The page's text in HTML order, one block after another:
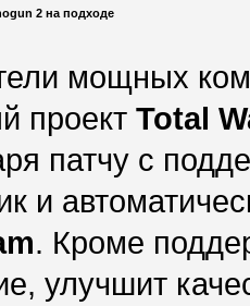
2 на подходе
мощных
проект Total
патчу с
и
. Кроме
улучшит